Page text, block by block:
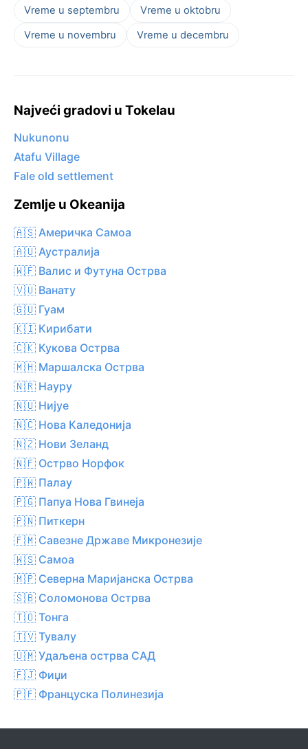
Vreme u septembru
Vreme u oktobru
Vreme u novembru
Vreme u decembru
Najveći gradovi u Tokelau
Nukunonu
Atafu Village
Fale old settlement
Zemlje u Okeanija
🇦🇸 Америчка Самоа
🇦🇺 Аустралија
🇼🇫 Валис и Футуна Острва
🇻🇺 Ванату
🇬🇺 Гуам
🇰🇮 Кирибати
🇨🇰 Кукова Острва
🇲🇭 Маршалска Острва
🇳🇷 Науру
🇳🇺 Нијуе
🇳🇨 Нова Каледонија
🇳🇿 Нови Зеланд
🇳🇫 Острво Норфок
🇵🇼 Палау
🇵🇬 Папуа Нова Гвинеја
🇵🇳 Питкерн
🇫🇲 Савезне Државе Микронезије
🇼🇸 Самоа
🇲🇵 Северна Маријанска Острва
🇸🇧 Соломонова Острва
🇹🇴 Тонга
🇹🇻 Тувалу
🇺🇲 Удаљена острва САД
🇫🇯 Фиџи
🇵🇫 Француска Полинезија